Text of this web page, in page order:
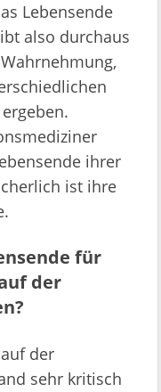
Lebensende
also durchaus
ihrer
ist ihre
für
der
der
sehr kritisch